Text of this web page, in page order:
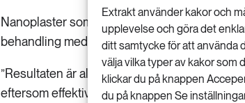
Extrakt använder kakor och
upplevelse och göra det
ditt samtycke för att använda
välja vilka typer av kakor som
klickar du på knappen
du på knappen Se
Transport
Nanoplaster som kommer in i kroppen kan
behandling med antibiotika, visar en studie
”Resultaten är alarmerande med tanke på
eftersom effektiva antibiotika för många